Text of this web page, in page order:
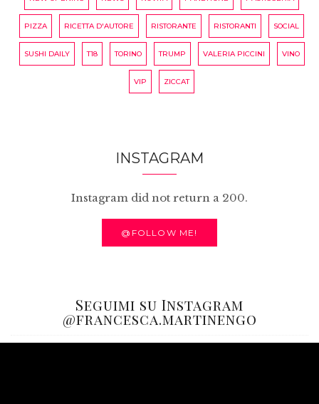
PIZZA RICETTA D'AUTORE RISTORANTE RISTORANTI SOCIAL
SUSHI DAILY T18 TORINO TRUMP VALERIA PICCINI VINO
VIP ZICCAT
INSTAGRAM
Instagram did not return a 200.
@FOLLOW ME!
Seguimi su Instagram
@francesca.martinengo